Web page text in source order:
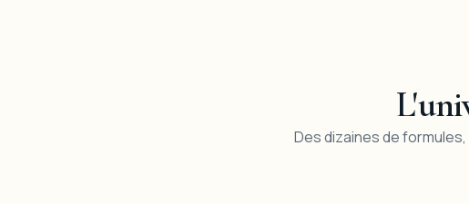
Des dizaines de